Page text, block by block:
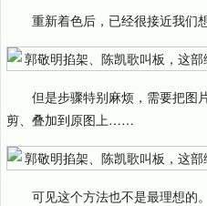
重新着色后，已经很接近我们
但是步骤特别麻烦，需要把图
剪、叠加到原图上……
可见这个方法也不是最理想的。